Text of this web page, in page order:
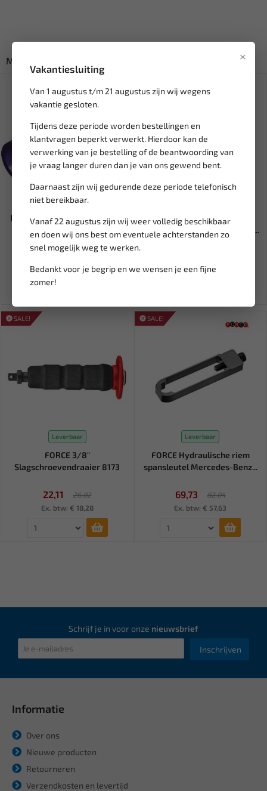
×
Vakantiesluiting
Van 1 augustus t/m 21 augustus zijn wij wegens
vakantie gesloten.
Tijdens deze periode worden bestellingen en
klantvragen beperkt verwerkt. Hierdoor kan de
verwerking van je bestelling of de beantwoording van
je vraag langer duren dan je van ons gewend bent.
Daarnaast zijn wij gedurende deze periode telefonisch
niet bereikbaar.
Vanaf 22 augustus zijn wij weer volledig beschikbaar
en doen wij ons best om eventuele achterstanden zo
snel mogelijk weg te werken.
Bedankt voor je begrip en we wensen je een fijne
zomer!
Misschien ook interessant:
Leverbaar
PVC KABELSCHOEN 562 PIGGY
BACK BLAUW 6,3X0,8 (50 S...
Ex. btw: € 16,48
WEBER TOOLS Remzuiger
terugstel set 22-delig WT-33...
Ex. btw: € 50,92
SALE!
Leverbaar
FORCE 3/8"
Slagschroevendraaier 8173
22,11
26,02
Ex. btw: € 18,28
SALE!
Leverbaar
FORCE Hydraulische riem
spansleutel Mercedes-Benz...
69,73
82,04
Ex. btw: € 57,63
Schrijf je in voor onze nieuwsbrief
Inschrijven
Informatie
Over ons
Nieuwe producten
Retourneren
Verzendkosten en levertijd